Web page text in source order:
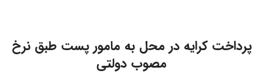
پرداخت کرایه در محل به مامور پست طبق نرخ
مصوب دولتی